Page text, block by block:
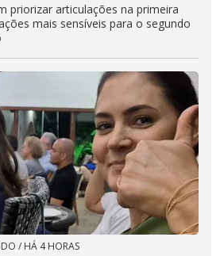
priorizar articulações na primeira
mais sensíveis para o segundo
/ HÁ 4 HORAS